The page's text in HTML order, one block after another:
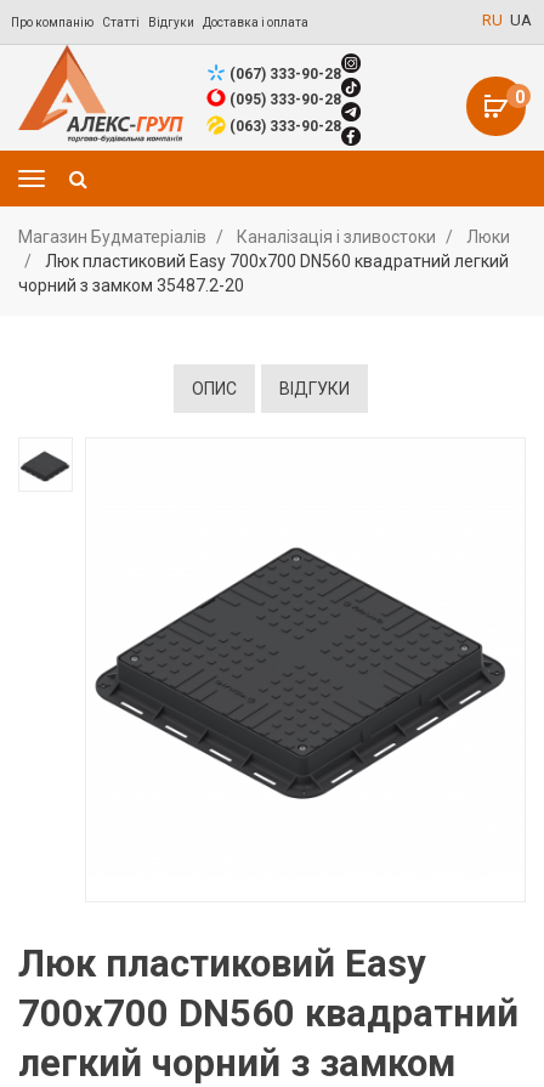
Про компанію Статті Відгуки Доставка і оплата RU UA
0
(067) 333-90-28
(095) 333-90-28
(063) 333-90-28
Магазин Будматеріалів Каналізація і зливостоки
Люки
Люк пластиковий Easy 700х700 DN560 квадратний легкий
чорний з замком 35487.2-20
ОПИС ВІДГУКИ
Люк пластиковий Easy
700х700 DN560 квадратний
легкий чорний з замком